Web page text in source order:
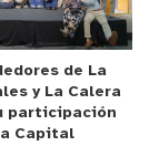
que son
a
porque
las familias
en
de La
y La Calera
participación
Capital